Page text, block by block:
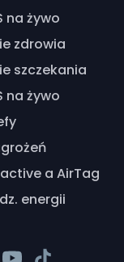
na żywo
zdrowia
szczekania
na żywo
a AirTag
energii